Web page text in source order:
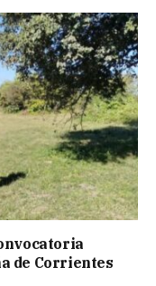
de Corrientes